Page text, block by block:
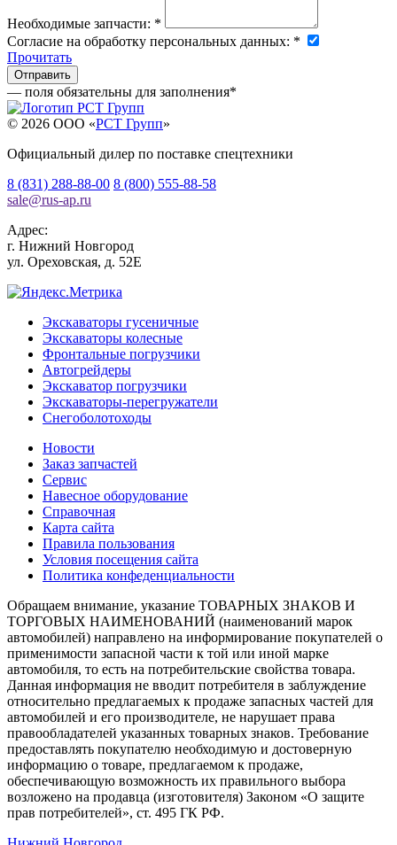
Необходимые запчасти: *
Согласие на обработку персональных данных: *
Прочитать
— поля обязательны для заполнения*
© 2026 OOO «РСТ Групп»
Официальный дилер по поставке спецтехники
8 (831) 288-88-00 8 (800) 555-88-58
sale@rus-ap.ru
Адрес:
г. Нижний Новгород
ул. Ореховская, д. 52Е
Экскаваторы гусеничные
Экскаваторы колесные
Фронтальные погрузчики
Автогрейдеры
Экскаватор погрузчики
Экскаваторы-перегружатели
Снегоболотоходы
Новости
Заказ запчастей
Сервис
Навесное оборудование
Справочная
Карта сайта
Правила пользования
Условия посещения сайта
Политика конфеденциальности
Обращаем внимание, указание ТОВАРНЫХ ЗНАКОВ И
ТОРГОВЫХ НАИМЕНОВАНИЙ (наименований марок
автомобилей) направлено на информирование покупателей о
применимости запасной части к той или иной марке
автомобиля, то есть на потребительские свойства товара.
Данная информация не вводит потребителя в заблуждение
относительно предлагаемых к продаже запасных частей для
автомобилей и его производителе, не нарушает права
правообладателей указанных товарных знаков. Требование
предоставлять покупателю необходимую и достоверную
информацию о товаре, предлагаемом к продаже,
обеспечивающую возможность их правильного выбора
возложено на продавца (изготовителя) Законом «О защите
прав потребителей», ст. 495 ГК РФ.